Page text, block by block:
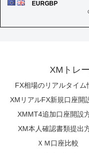
XMトレ
FX相場のリアルタイム
XMリアルFX新規口座開
XMMT4追加口座開設
XM本人確認書類提出
ＸＭ口座比較